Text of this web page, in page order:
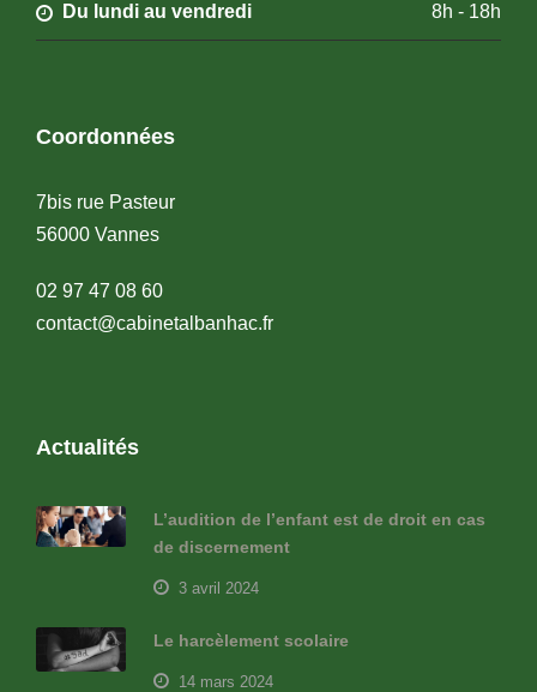
Du lundi au vendredi 8h - 18h
Coordonnées
7bis rue Pasteur
56000 Vannes
02 97 47 08 60
contact@cabinetalbanhac.fr
Actualités
L’audition de l’enfant est de droit en cas
de discernement
3 avril 2024
Le harcèlement scolaire
14 mars 2024